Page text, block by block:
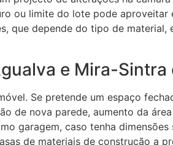
ou limite do lote pode aproveitar
que depende do tipo de material,
e Mira-Sintra
Se pretende um espaço
de nova parede, aumento da
garagem, caso tenha dimensões
de materiais de construção a